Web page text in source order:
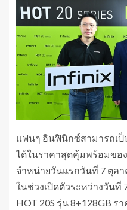
แฟนๆ อินฟินิกซ์สามารถเป็น
ได้ในราคาสุดคุ้มพร้อมขอ
จำหน่ายวันแรกวันที่ 7 ตุล
ในช่วงเปิดตัวระหว่างวันที่
HOT 20S รุ่น 8+128GB ร